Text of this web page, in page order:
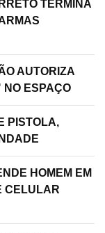
TERMINA
AUTORIZA
ESPAÇO
PISTOLA,
HOMEM EM
CELULAR